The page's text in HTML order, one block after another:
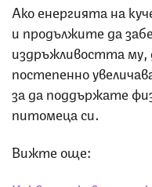
Ако енергията на
и продължите да
издръжливостта му,
постепенно
за да поддържате
питомеца си.
Вижте още: